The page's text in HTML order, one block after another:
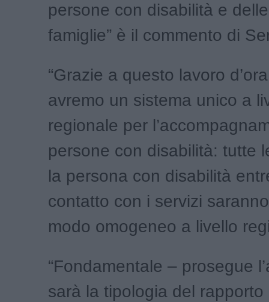
persone con disabilità e
famiglie” è il commento di
“Grazie a questo lavoro
avremo un sistema unico a
regionale per
persone con disabilità: tutte
la persona con disabilità
contatto con i servizi
modo omogeneo a livello
“Fondamentale – prosegue
sarà la tipologia del rapporto